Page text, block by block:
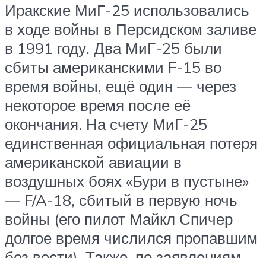
Иракские МиГ-25 использовались
в ходе войны в Персидском заливе
в 1991 году. Два МиГ-25 были
сбиты американскими F-15 во
время войны, ещё один — через
некоторое время после её
окончания. На счету МиГ-25
единственная официальная потеря
американской авиации в
воздушных боях «Бури в пустыне»
— F/A-18, сбитый в первую ночь
войны (его пилот Майкл Спичер
долгое время числился пропавшим